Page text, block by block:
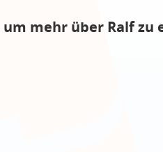
mehr über Ralf zu